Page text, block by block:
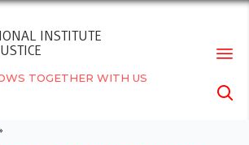
INSTITUTE
TOGETHER WITH US
